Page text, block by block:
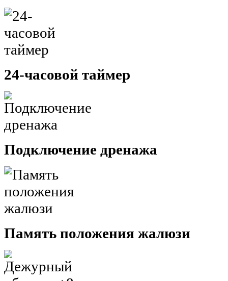
24-часовой таймер
Подключение дренажа
Память положения жалюзи